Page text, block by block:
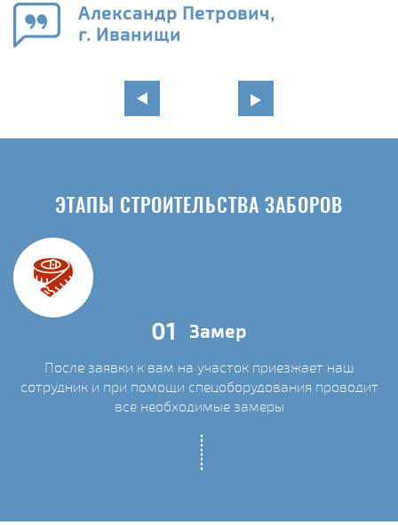
Александр Петрович,
г. Иванищи
ЭТАПЫ СТРОИТЕЛЬСТВА ЗАБОРОВ
01 Замер
После заявки к вам на участок приезжает наш
сотрудник и при помощи спецоборудования проводит
все необходимые замеры